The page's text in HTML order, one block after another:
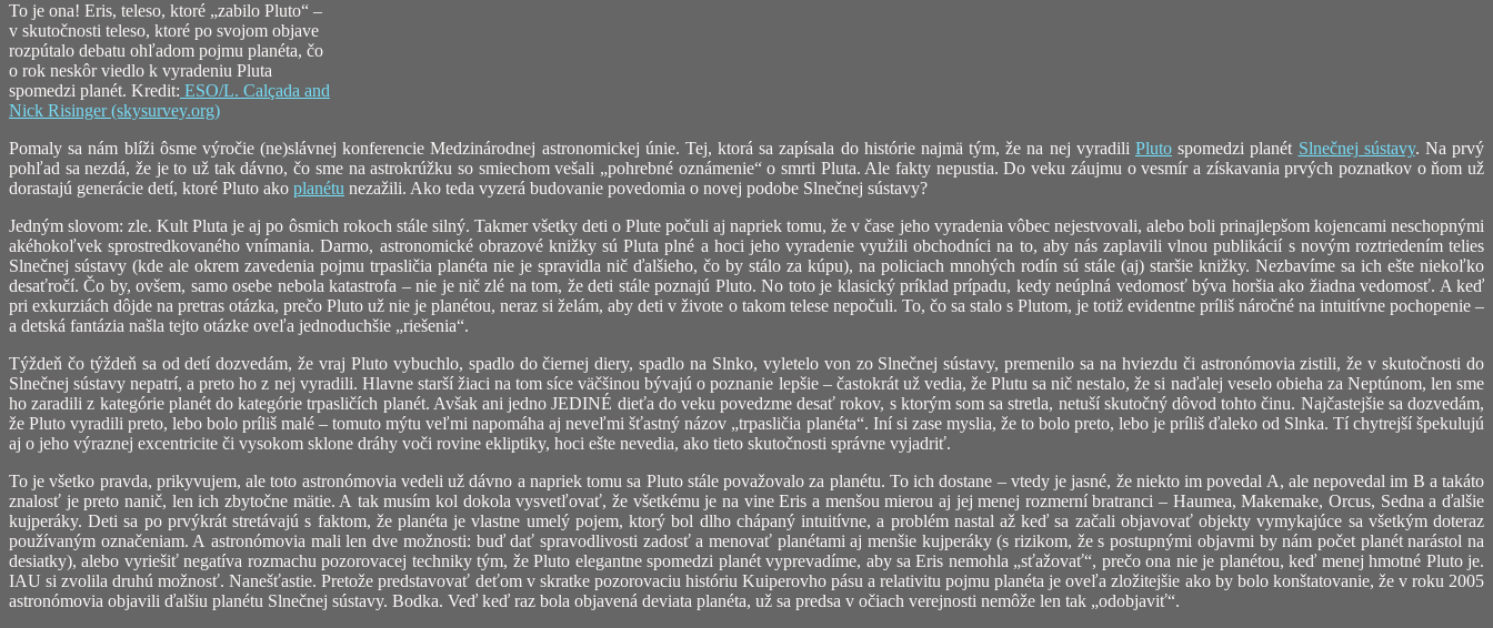
To je ona! Eris, teleso, ktoré „zabilo Pluto“ –
v skutočnosti teleso, ktoré po svojom objave
rozpútalo debatu ohľadom pojmu planéta, čo
o rok neskôr viedlo k vyradeniu Pluta
spomedzi planét. Kredit: ESO/L. Calçada and
Nick Risinger (skysurvey.org)
Pomaly sa nám blíži ôsme výročie (ne)slávnej konferencie Medzinárodnej astronomickej únie. Tej, ktorá sa zapísala do histórie najmä tým, že na nej vyradili Plutospomedzi planét Slnečnej sústavy. Na prvý
pohľad sa nezdá, že je to už tak dávno, čo sme na astrokrúžku so smiechom vešali „pohrebné oznámenie“ o smrti Pluta. Ale fakty nepustia. Do veku záujmu o vesmír a získavania prvých poznatkov o ňom už
dorastajú generácie detí, ktoré Pluto ako planétu nezažili. Ako teda vyzerá budovanie povedomia o novej podobe Slnečnej sústavy?
Jedným slovom: zle. Kult Pluta je aj po ôsmich rokoch stále silný. Takmer všetky deti o Plute počuli aj napriek tomu, že v čase jeho vyradenia vôbec nejestvovali, alebo boli prinajlepšom kojencami neschopnými
akéhokoľvek sprostredkovaného vnímania. Darmo, astronomické obrazové knižky sú Pluta plné a hoci jeho vyradenie využili obchodníci na to, aby nás zaplavili vlnou publikácií s novým roztriedením telies
Slnečnej sústavy (kde ale okrem zavedenia pojmu trpasličia planéta nie je spravidla nič ďalšieho, čo by stálo za kúpu), na policiach mnohých rodín sú stále (aj) staršie knižky. Nezbavíme sa ich ešte niekoľko
desaťročí. Čo by, ovšem, samo osebe nebola katastrofa – nie je nič zlé na tom, že deti stále poznajú Pluto. No toto je klasický príklad prípadu, kedy neúplná vedomosť býva horšia ako žiadna vedomosť. A keď
pri exkurziách dôjde na pretras otázka, prečo Pluto už nie je planétou, neraz si želám, aby deti v živote o takom telese nepočuli. To, čo sa stalo s Plutom, je totiž evidentne príliš náročné na intuitívne pochopenie –
a detská fantázia našla tejto otázke oveľa jednoduchšie „riešenia“.
Týždeň čo týždeň sa od detí dozvedám, že vraj Pluto vybuchlo, spadlo do čiernej diery, spadlo na Slnko, vyletelo von zo Slnečnej sústavy, premenilo sa na hviezdu či astronómovia zistili, že v skutočnosti do
Slnečnej sústavy nepatrí, a preto ho z nej vyradili. Hlavne starší žiaci na tom síce väčšinou bývajú o poznanie lepšie – častokrát už vedia, že Plutu sa nič nestalo, že si naďalej veselo obieha za Neptúnom, len sme
ho zaradili z kategórie planét do kategórie trpasličích planét. Avšak ani jedno JEDINÉ dieťa do veku povedzme desať rokov, s ktorým som sa stretla, netuší skutočný dôvod tohto činu. Najčastejšie sa dozvedám,
že Pluto vyradili preto, lebo bolo príliš malé – tomuto mýtu veľmi napomáha aj neveľmi šťastný názov „trpasličia planéta“. Iní si zase myslia, že to bolo preto, lebo je príliš ďaleko od Slnka. Tí chytrejší špekulujú
aj o jeho výraznej excentricite či vysokom sklone dráhy voči rovine ekliptiky, hoci ešte nevedia, ako tieto skutočnosti správne vyjadriť.
To je všetko pravda, prikyvujem, ale toto astronómovia vedeli už dávno a napriek tomu sa Pluto stále považovalo za planétu. To ich dostane – vtedy je jasné, že niekto im povedal A, ale nepovedal im B a takáto
znalosť je preto nanič, len ich zbytočne mätie. A tak musím kol dokola vysvetľovať, že všetkému je na vine Eris a menšou mierou aj jej menej rozmerní bratranci – Haumea, Makemake, Orcus, Sedna a ďalšie
kujperáky. Deti sa po prvýkrát stretávajú s faktom, že planéta je vlastne umelý pojem, ktorý bol dlho chápaný intuitívne, a problém nastal až keď sa začali objavovať objekty vymykajúce sa všetkým doteraz
používaným označeniam. A astronómovia mali len dve možnosti: buď dať spravodlivosti zadosť a menovať planétami aj menšie kujperáky (s rizikom, že s postupnými objavmi by nám počet planét narástol na
desiatky), alebo vyriešiť negatíva rozmachu pozorovacej techniky tým, že Pluto elegantne spomedzi planét vyprevadíme, aby sa Eris nemohla „sťažovať“, prečo ona nie je planétou, keď menej hmotné Pluto je.
IAU si zvolila druhú možnosť. Nanešťastie. Pretože predstavovať deťom v skratke pozorovaciu históriu Kuiperovho pásu a relativitu pojmu planéta je oveľa zložitejšie ako by bolo konštatovanie, že v roku 2005
astronómovia objavili ďalšiu planétu Slnečnej sústavy. Bodka. Veď keď raz bola objavená deviata planéta, už sa predsa v očiach verejnosti nemôže len tak „odobjaviť“.